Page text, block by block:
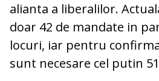
alianta a liberalilor.
doar 42 de mandate in
locuri, iar pentru
sunt necesare cel putin